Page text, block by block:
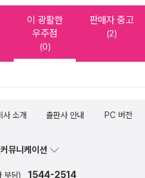
이 광활한
우주점
(0)
판매자 중고
(2)
사 소개 출판사 안내 PC 버전
뮤니케이션
부담) 1544-2514